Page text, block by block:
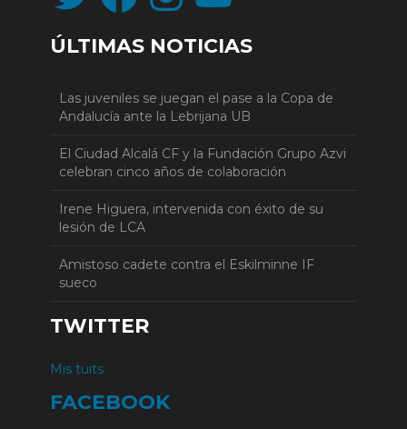
ÚLTIMAS NOTICIAS
Las juveniles se juegan el pase a la Copa de
Andalucía ante la Lebrijana UB
El Ciudad Alcalá CF y la Fundación Grupo Azvi
celebran cinco años de colaboración
Irene Higuera, intervenida con éxito de su
lesión de LCA
Amistoso cadete contra el Eskilminne IF
sueco
TWITTER
Mis tuits
FACEBOOK